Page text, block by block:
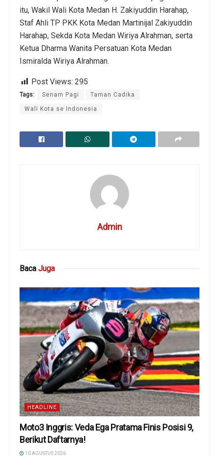
itu, Wakil Wali Kota Medan H. Zakiyuddin Harahap,
Staf Ahli TP PKK Kota Medan Martinijal Zakiyuddin
Harahap, Sekda Kota Medan Wiriya Alrahman, serta
Ketua Dharma Wanita Persatuan Kota Medan
Ismiralda Wiriya Alrahman.
Post Views: 295
Tags: Senam Pagi Taman Cadika
Wali Kota se Indonesia
Admin
Baca Juga
HEADLINE
Moto3 Inggris: Veda Ega Pratama Finis Posisi 9,
Berikut Daftarnya!
10 AGUSTUS 2026